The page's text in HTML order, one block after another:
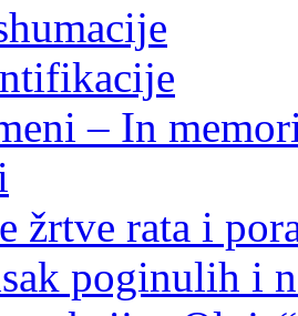
– In
žrtve rata i
poginulih i